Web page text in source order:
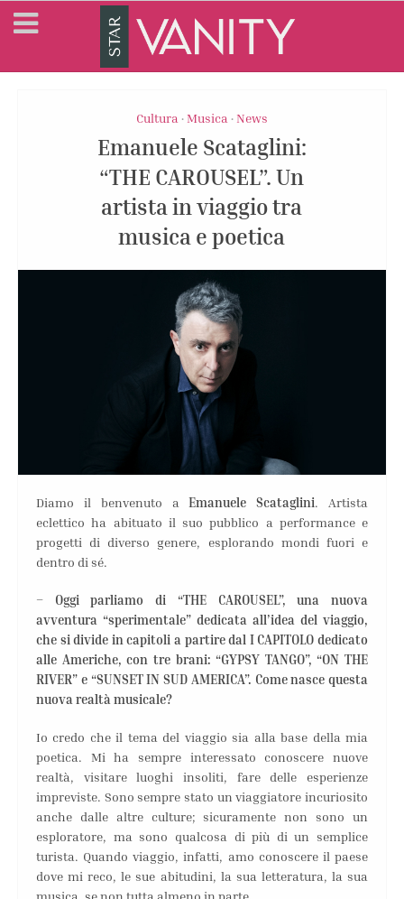
Cultura • Musica • News
Emanuele Scataglini:
“THE CAROUSEL”. Un
artista in viaggio tra
musica e poetica
Diamo il benvenuto aEmanuele Scataglini. Artista
eclettico ha abituato il suo pubblico a performance e
progetti di diverso genere, esplorando mondi fuori e
dentro di sé.
– Oggi parliamo di “THE CAROUSEL”, una nuova
avventura “sperimentale” dedicata all’idea del viaggio,
che si divide in capitoli a partire dal I CAPITOLO dedicato
alle Americhe, con tre brani: “GYPSY TANGO”, “ON THE
RIVER” e “SUNSET IN SUD AMERICA”. Come nasce questa
nuova realtà musicale?
Io credo che il tema del viaggio sia alla base della mia
poetica. Mi ha sempre interessato conoscere nuove
realtà, visitare luoghi insoliti, fare delle esperienze
impreviste. Sono sempre stato un viaggiatore incuriosito
anche dalle altre culture; sicuramente non sono un
esploratore, ma sono qualcosa di più di un semplice
turista. Quando viaggio, infatti, amo conoscere il paese
dove mi reco, le sue abitudini, la sua letteratura, la sua
musica, se non tutta almeno in parte.